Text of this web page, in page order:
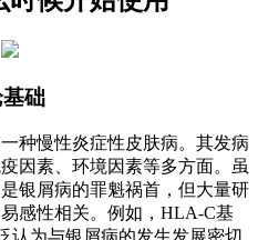
础
种慢性炎症性皮肤病。其发病
因素、环境因素等多方面。虽
银屑病的罪魁祸首，但大量研
感性相关。例如，HLA-C基